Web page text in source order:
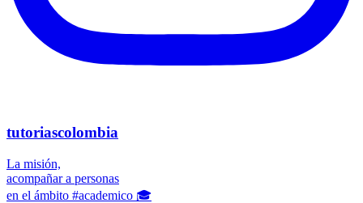
tutoriascolombia
La misión,
acompañar a personas
en el ámbito #academico 🎓